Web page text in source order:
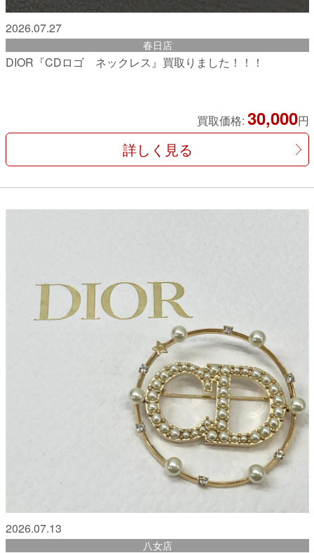
2026.07.27
春日店
DIOR『CDロゴ ネックレス』買取りました！！！
買取価格: 30,000円
詳しく見る
2026.07.13
八女店